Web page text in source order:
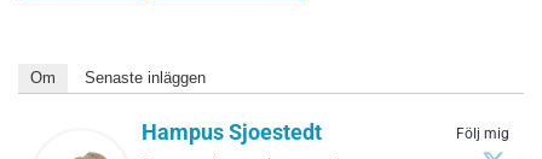
Om Senaste inläggen
Följ mig
Hampus Sjoestedt